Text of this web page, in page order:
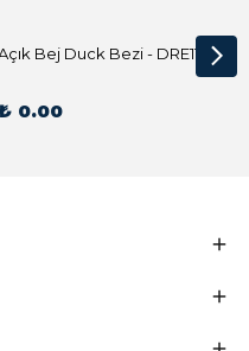
Açık Bej Duck Bezi - DRE1144 Kumaş Peçete
0.00